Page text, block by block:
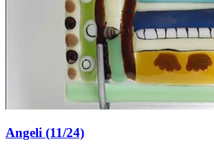
Angeli (11/24)